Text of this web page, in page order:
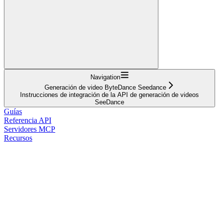
Navigation
Generación de video ByteDance Seedance
Instrucciones de integración de la API de generación de videos
SeeDance
Guías
Referencia API
Servidores MCP
Recursos